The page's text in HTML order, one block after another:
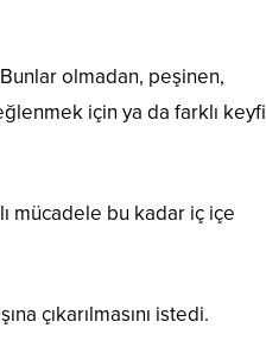
olmadan, peşinen,
için ya da farklı keyfi
mücadele bu kadar iç içe
çıkarılmasını istedi.